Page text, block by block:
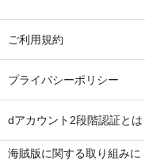
ご利用規約
プライバシーポリシー
dアカウント2段階認証とは
海賊版に関する取り組みに